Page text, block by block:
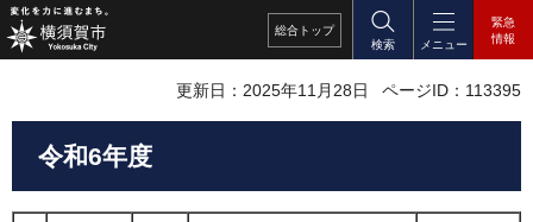
総合 トップ
検索
メニュー
緊急
情報
更新日：2025年11月28日 ページID：113395
令和6年度